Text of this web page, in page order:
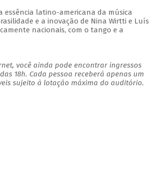
essência latino-americana da música
e a inovação de Nina Wirtti e Luís
nacionais, com o tango e a
você ainda pode encontrar ingressos
18h. Cada pessoa receberá apenas um
sujeito à lotação máxima do auditório.